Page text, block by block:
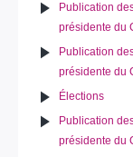
Publication
présidente du
Publication
présidente du
Élections
Publication
présidente du